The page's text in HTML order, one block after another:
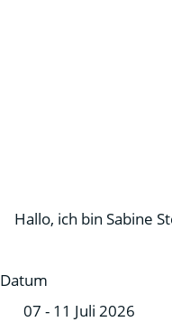
Hallo, ich bin Sabine
Datum
07 - 11 Juli 2026